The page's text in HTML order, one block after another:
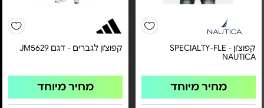
קפוצ'ון SPECIALTY-FLE -
NAUTICA
מחיר מיוחד
קפוצ'ון לגברים - דגם JM5629
מחיר מיוחד